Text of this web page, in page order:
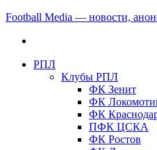
Football Media — новости,
РПЛ
Клубы РПЛ
ФК Зенит
ФК
ФК
ПФК ЦСКА
ФК Ростов